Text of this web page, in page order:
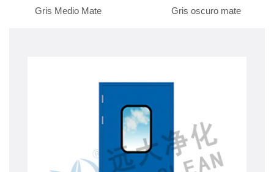
Gris Medio Mate Gris oscuro mate